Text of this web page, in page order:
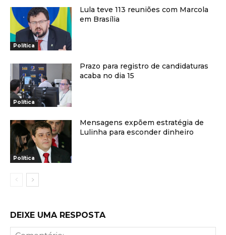
Política
Lula teve 113 reuniões com Marcola
em Brasília
Política
Prazo para registro de candidaturas
acaba no dia 15
Política
Mensagens expõem estratégia de
Lulinha para esconder dinheiro
DEIXE UMA RESPOSTA